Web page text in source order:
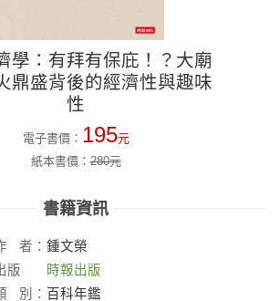
學：有拜有保庇！？大廟
鼎盛背後的經濟性與趣味
性
電子書價： 195元
紙本書價：280元
書籍資訊
者： 鍾文榮
版
：
時報出版
別： 百科年鑑